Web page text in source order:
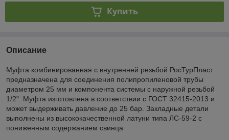
Купить
Описание
Муфта комбинированная с внутренней резьбой РосТурПласт
предназначена для соединения полипропиленовой трубы
диаметром 25 мм и компонента системы с наружной резьбой
1/2". Муфта изготовлена в соответствии с ГОСТ 32415-2013 и
может выдерживать давление до 25 бар. Закладные детали
выполнены из высококачественной латуни типа ЛС-59-2 с
пониженным содержанием свинца